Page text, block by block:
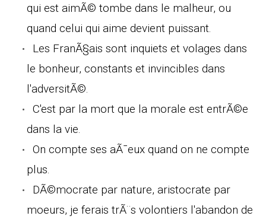
qui est aimÃ© tombe dans le malheur, ou
quand celui qui aime devient puissant.
Les FranÃ§ais sont inquiets et volages dans
le bonheur, constants et invincibles dans
l'adversitÃ©.
C'est par la mort que la morale est entrÃ©e
dans la vie.
On compte ses aÃ¯eux quand on ne compte
plus.
DÃ©mocrate par nature, aristocrate par
moeurs, je ferais trÃ¨s volontiers l'abandon de